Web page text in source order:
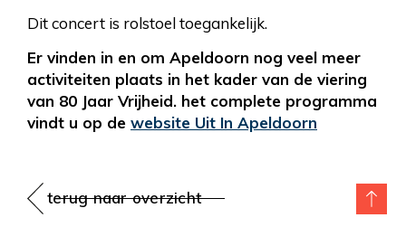
Dit concert is rolstoel toegankelijk.
Er vinden in en om Apeldoorn nog veel meer
activiteiten plaats in het kader van de viering
van 80 Jaar Vrijheid. het complete programma
vindt u op de website Uit In Apeldoorn
terug naar overzicht